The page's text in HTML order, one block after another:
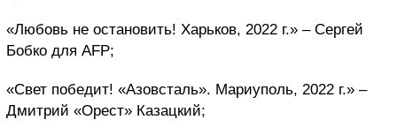
«Любовь не остановить! Харьков, 2022 г.» – Сергей
Бобко для AFP;
«Свет победит! «Азовсталь». Мариуполь, 2022 г.» –
Дмитрий «Орест» Казацкий;